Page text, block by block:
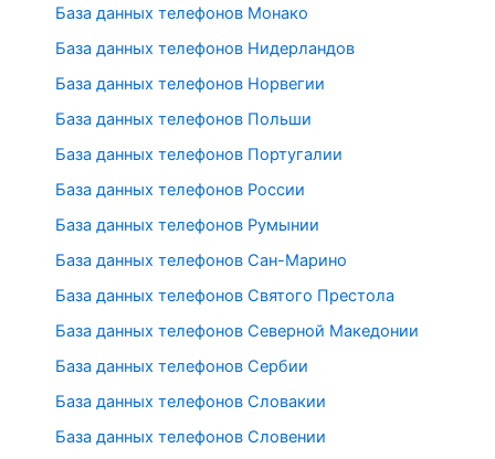
База данных телефонов Монако
База данных телефонов Нидерландов
База данных телефонов Норвегии
База данных телефонов Польши
База данных телефонов Португалии
База данных телефонов России
База данных телефонов Румынии
База данных телефонов Сан-Марино
База данных телефонов Святого Престола
База данных телефонов Северной Македонии
База данных телефонов Сербии
База данных телефонов Словакии
База данных телефонов Словении